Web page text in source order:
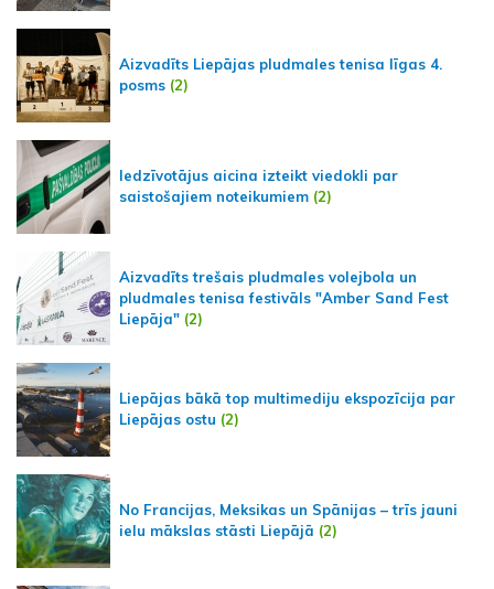
Aizvadīts Liepājas pludmales tenisa līgas 4.
posms (2)
Iedzīvotājus aicina izteikt viedokli par
saistošajiem noteikumiem (2)
Aizvadīts trešais pludmales volejbola un
pludmales tenisa festivāls "Amber Sand Fest
Liepāja" (2)
Liepājas bākā top multimediju ekspozīcija par
Liepājas ostu (2)
No Francijas, Meksikas un Spānijas – trīs jauni
ielu mākslas stāsti Liepājā (2)